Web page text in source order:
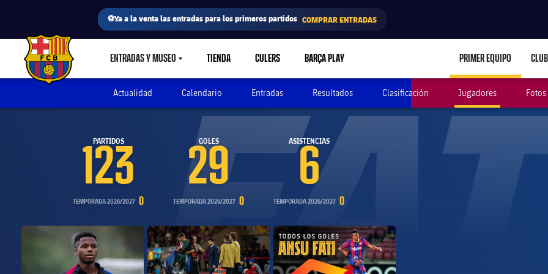
⚽Ya a la venta las entradas para los primeros partidos COMPRAR ENTRADAS
FC Barcelona club badge ENTRADAS Y MUSEOLABEL.SHARE.CARETDOWN
TIENDA CULERS BARÇA PLAY PRIMER EQUIPO CLUB
Actualidad Calendario Entradas Resultados Clasificación Jugadores Fotos
PARTIDOS
123
TEMPORADA 2026/2027 0
GOLES
29
TEMPORADA 2026/2027 0
ASISTENCIAS
6
TEMPORADA 2026/2027 0
FC Barcelona club badge
Iniciar vídeo
FC Barcelona club badge
Iniciar vídeo
FC Barcelona club badge
Iniciar vídeo